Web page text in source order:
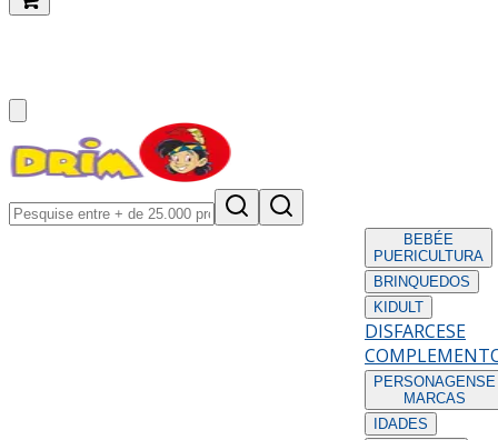
BEBÉE
PUERICULTURA
BRINQUEDOS
KIDULT
DISFARCESE
PERSONAGENS E
MARCAS
IDADES